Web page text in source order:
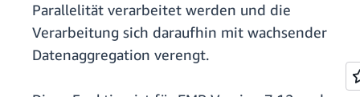
Parallelität verarbeitet werden und die
Verarbeitung sich daraufhin mit wachsender
Datenaggregation verengt.